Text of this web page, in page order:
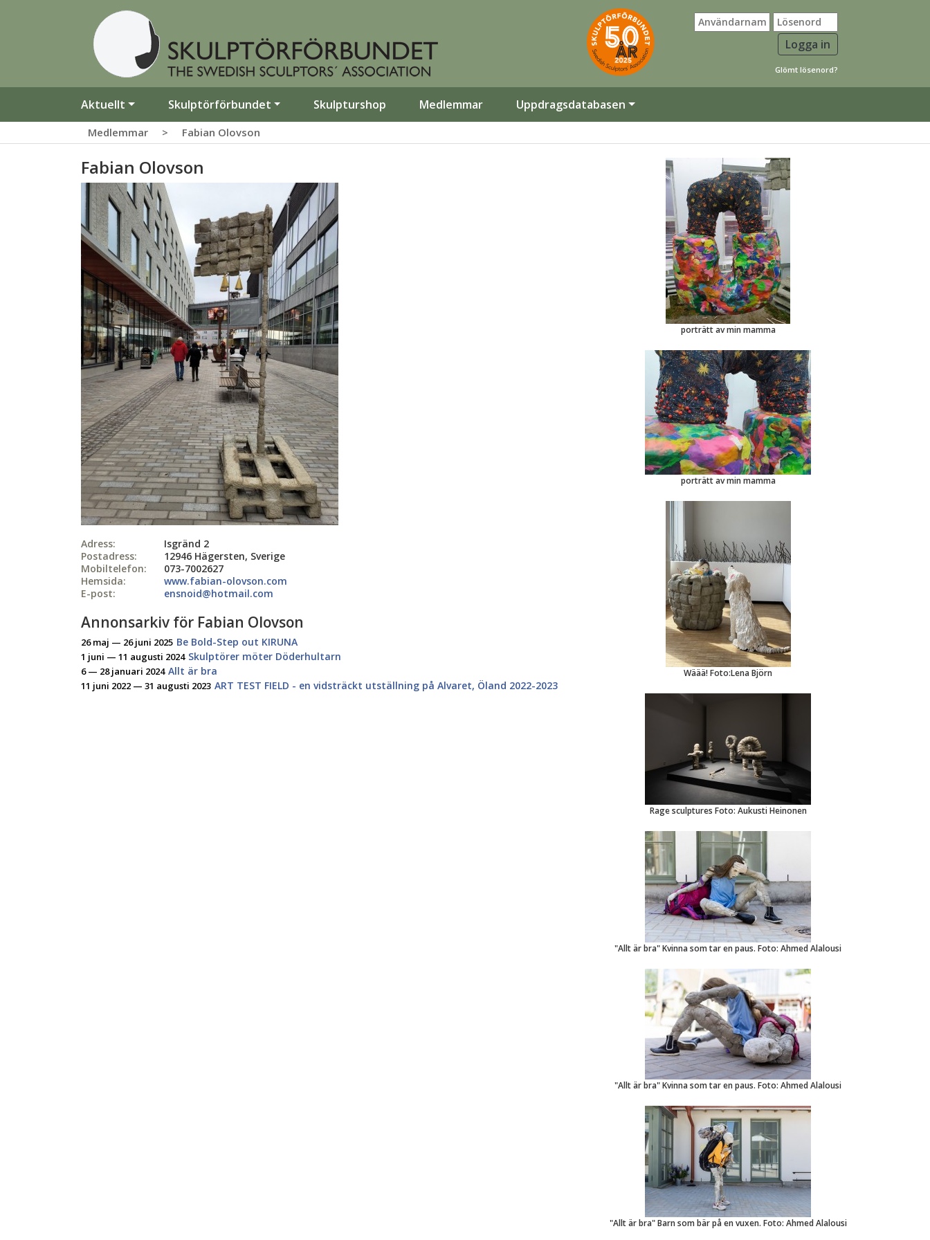
Glömt lösenord?
Aktuellt Skulptörförbundet Skulpturshop Medlemmar Uppdragsdatabasen
Medlemmar > Fabian Olovson
Fabian Olovson
Adress:
Isgränd 2
Postadress:
12946 Hägersten, Sverige
Mobiltelefon:
073-7002627
Hemsida:
www.fabian-olovson.com
E-post:
ensnoid@hotmail.com
Annonsarkiv för Fabian Olovson
26 maj — 26 juni 2025 Be Bold-Step out KIRUNA
1 juni — 11 augusti 2024 Skulptörer möter Döderhultarn
6 — 28 januari 2024 Allt är bra
11 juni 2022 — 31 augusti 2023 ART TEST FIELD - en vidsträckt utställning på Alvaret, Öland 2022-2023
porträtt av min mamma
porträtt av min mamma
Wäää! Foto:Lena Björn
Rage sculptures Foto: Aukusti Heinonen
"Allt är bra" Kvinna som tar en paus. Foto: Ahmed Alalousi
"Allt är bra" Kvinna som tar en paus. Foto: Ahmed Alalousi
"Allt är bra" Barn som bär på en vuxen. Foto: Ahmed Alalousi